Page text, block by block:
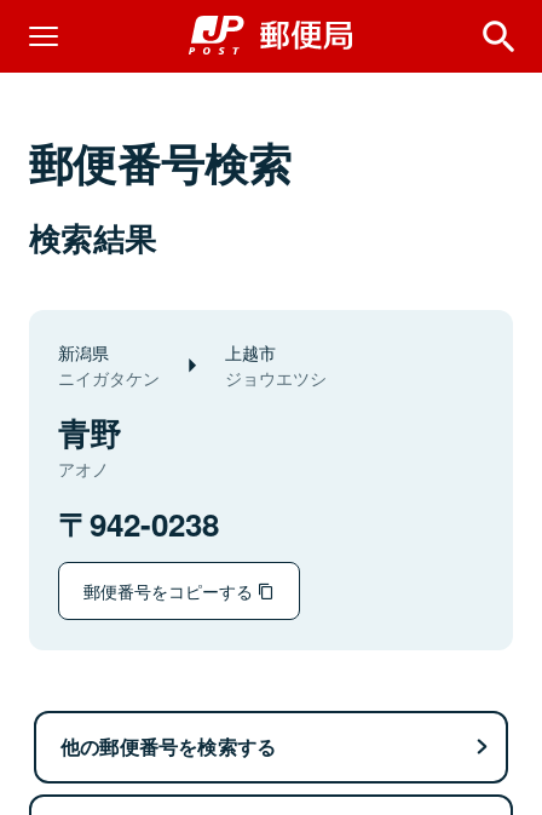
郵便番号検索
検索結果
新潟県
ニイガタケン
上越市
ジョウエツシ
青野
アオノ
942-0238
郵便番号をコピーする
他の郵便番号を検索する